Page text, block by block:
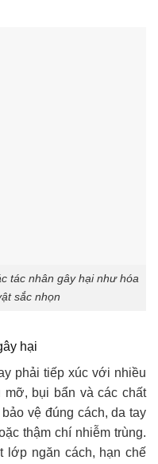
tác nhân gây hại như hóa
sắc nhọn
hại
phải tiếp xúc với nhiều
bụi bẩn và các chất
vệ đúng cách, da tay
thậm chí nhiễm trùng.
lớp ngăn cách, hạn chế